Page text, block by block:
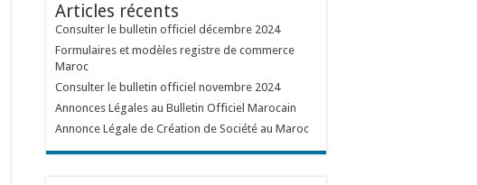
Articles récents
Consulter le bulletin officiel décembre 2024
Formulaires et modèles registre de commerce
Maroc
Consulter le bulletin officiel novembre 2024
Annonces Légales au Bulletin Officiel Marocain
Annonce Légale de Création de Société au Maroc